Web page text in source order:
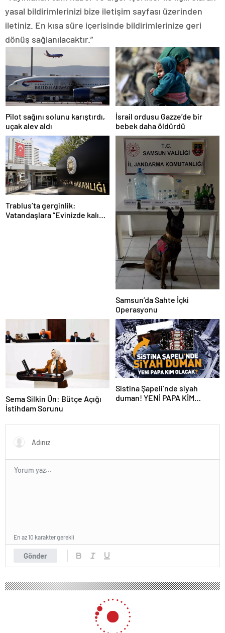
yasal bildirimlerinizi bize iletişim sayfası üzerinden
iletiniz. En kısa süre içerisinde bildirimlerinize geri
dönüş sağlanılacaktır.”
Pilot sağını solunu karıştırdı,
uçak alev aldı
İsrail ordusu Gazze’de bir
bebek daha öldürdü
Trablus’ta gerginlik:
Vatandaşlara “Evinizde kalın”
Samsun’da Sahte İçki
Operasyonu
Sema Silkin Ün: Bütçe Açığı
İstihdam Sorunu
Sistina Şapeli’nde siyah
duman! YENİ PAPA KİM
Gönder
En az 10 karakter gerekli
Fransa’yı sarsan tecavüz davasında